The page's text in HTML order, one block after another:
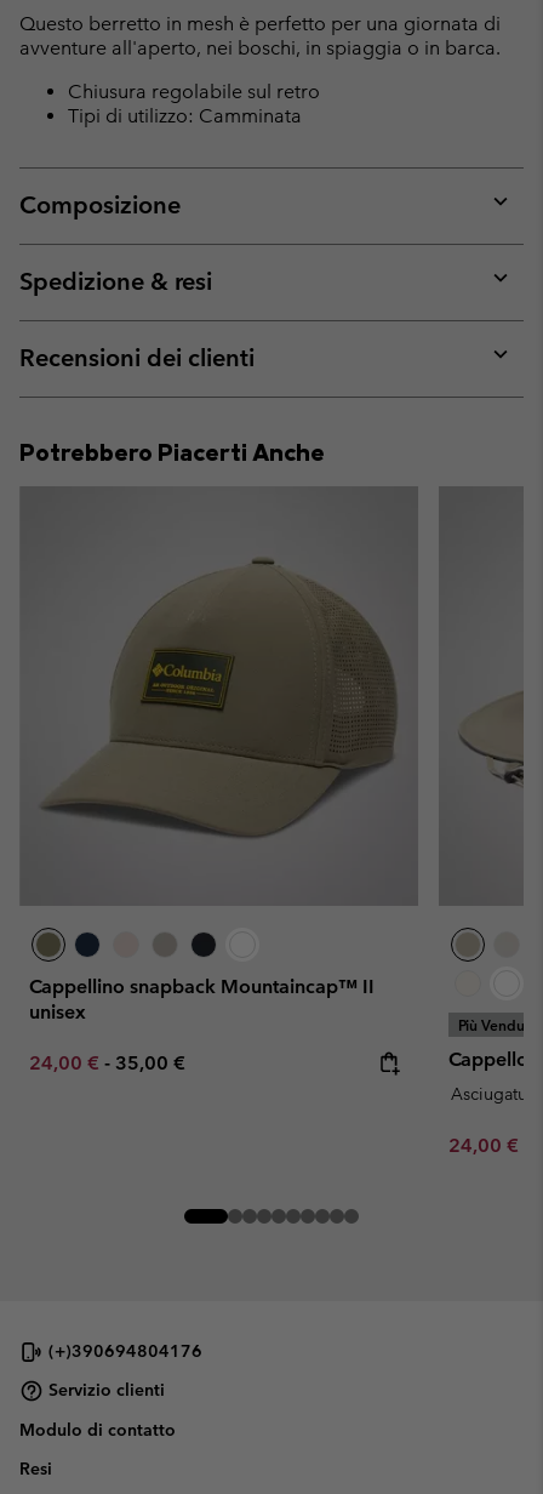
Questo berretto in mesh è perfetto per una giornata di
avventure all'aperto, nei boschi, in spiaggia o in barca.
Chiusura regolabile sul retro
Tipi di utilizzo: Camminata
Composizione
or
Spedizione & resi
or
Recensioni dei clienti
or
Potrebbero Piacerti Anche
Cappellino snapback Mountaincap™ II
unisex
Minimum sale price:
24,00 € - Maximum price:
35,00 €
Più Venduto
Cappello
Minimum
24,00 €
(+)390694804176
Servizio clienti
Modulo di contatto
Resi